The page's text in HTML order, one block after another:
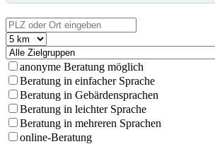
Zur Darstellung der Karte werden
OpenStreetMap geladen. Dabei kann
die Server von OpenStreetMap
anonyme Beratung möglich
Beratung in einfacher Sprache
Beratung in Gebärdensprachen
Beratung in leichter Sprache
Beratung in mehreren Sprachen
online-Beratung